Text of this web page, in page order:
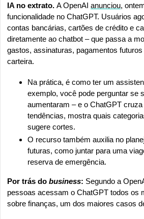
IA no extrato. A OpenAI anunciou,
funcionalidade no ChatGPT. Usuários
contas bancárias, cartões de crédito e
diretamente ao chatbot – que passa a
gastos, assinaturas, pagamentos
carteira.
Na prática, é como ter um
exemplo, você pode perguntar se
aumentaram – e o ChatGPT
tendências, mostra quais
sugere cortes.
O recurso também auxilia no
futuras, como juntar para uma
reserva de emergência.
Por trás do business: Segundo a
pessoas acessam o ChatGPT todos os
sobre finanças, um dos maiores casos